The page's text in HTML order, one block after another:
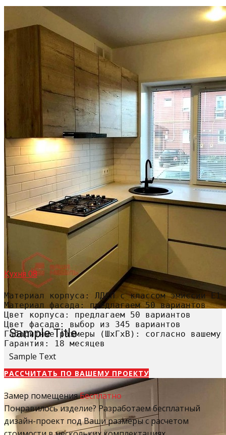
Sample Title
Sample Text
Кухня 08
Материал корпуса: ЛДСП с классом эмиссии Е1
Материал фасада: предлагаем 50 вариантов
Цвет корпуса: предлагаем 50 вариантов
Цвет фасада: выбор из 345 вариантов
Габаритные размеры (ШхГхВ): согласно вашему
Гарантия: 18 месяцев
РАССЧИТАТЬ​ ПО ВАШЕМУ ПРОЕКТУ
Замер помещенияБесплатно
Понравилось изделие? Разработаем бесплатный
дизайн-проект под Ваши размеры с расчетом